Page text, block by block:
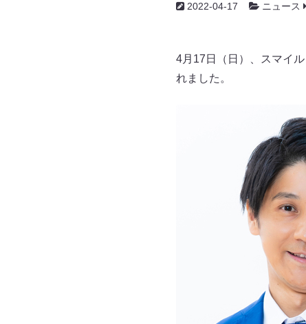
2022-04-17 ニュース
4月17日（日）、スマイ
れました。